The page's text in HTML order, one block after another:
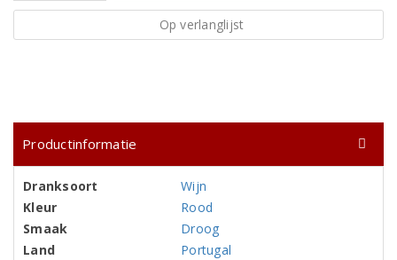
Op verlanglijst
Productinformatie
Dranksoort
Wijn
Kleur
Rood
Smaak
Droog
Land
Portugal